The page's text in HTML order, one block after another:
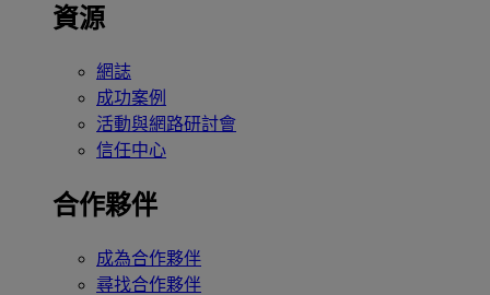
資源
網誌
成功案例
活動與網路研討會
信任中心
合作夥伴
成為合作夥伴
尋找合作夥伴